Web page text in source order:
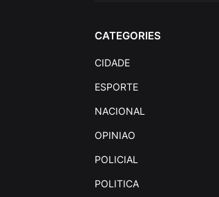
CATEGORIES
CIDADE
ESPORTE
NACIONAL
OPINIAO
POLICIAL
POLITICA